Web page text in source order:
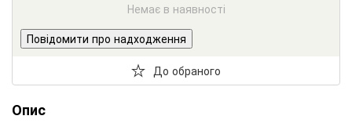
Немає в наявності
Повідомити про надходження
До обраного
Опис